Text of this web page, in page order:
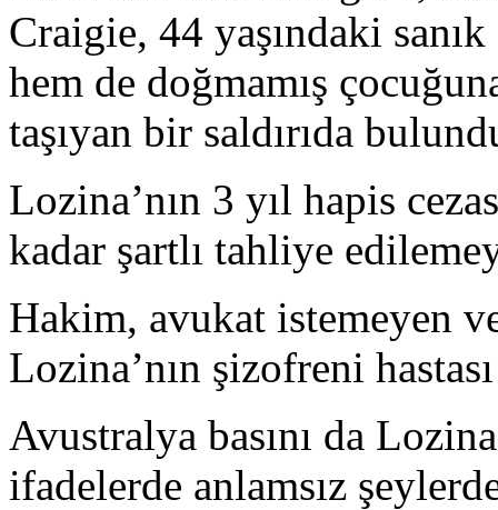
Craigie, 44 yaşındaki
hem de doğmamış
taşıyan bir saldırıda
Lozina’nın 3 yıl hapis
kadar şartlı tahliye
Hakim, avukat istemeyen
Lozina’nın şizofreni
Avustralya basını da
ifadelerde anlamsız